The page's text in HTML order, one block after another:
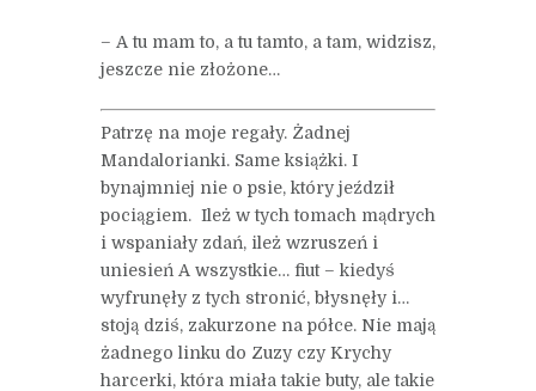
– A tu mam to, a tu tamto, a tam, widzisz,
jeszcze nie złożone…
Patrzę na moje regały. Żadnej
Mandalorianki. Same książki. I
bynajmniej nie o psie, który jeździł
pociągiem. Ileż w tych tomach mądrych
i wspaniały zdań, ileż wzruszeń i
uniesień A wszystkie… fiut – kiedyś
wyfrunęły z tych stronić, błysnęły i…
stoją dziś, zakurzone na półce. Nie mają
żadnego linku do Zuzy czy Krychy
harcerki, która miała takie buty, ale takie